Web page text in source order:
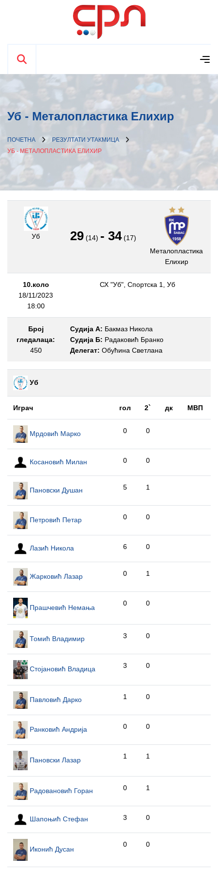
Уб - Металопластика Елиxир
ПОЧЕТНА
РЕЗУЛТАТИ УТАКМИЦА
УБ - МЕТАЛОПЛАСТИКА ЕЛИXИР
Уб 29 (14) - 34(17)
Металопластика
Елиxир
10.коло
18/11/2023
18:00
СХ "Уб", Спортска 1, Уб
Број
гледалаца:
450
Судија А: Бакмаз Никола
Судија Б: Радаковић Бранко
Делегат: Обућина Светлана
Уб
Играч гол 2` дк МВП
Мрдовић Марко 0 0
Косановић Милан 0 0
Пановски Душан 5 1
Петровић Петар 0 0
Лазић Никола 6 0
Жарковић Лазар 0 1
Прашчевић Немања
0 0
Томић Владимир 3 0
Стојановић Владица 3 0
Павловић Дарко 1 0
Ранковић Андрија 0 0
Пановски Лазар 1 1
Радовановић Горан 0 1
Шапоњић Стефан 3 0
Иконић Дусан
0 0